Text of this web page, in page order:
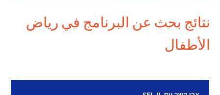
نتائج بحث عن البرنامج في رياض
الأطفال